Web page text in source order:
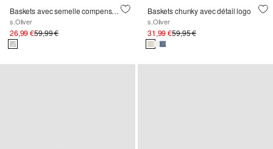
Baskets avec semelle compensée et détail du logo
s.Oliver
26,99 €59,99 €
Baskets chunky avec détail logo
s.Oliver
31,99 €59,95 €